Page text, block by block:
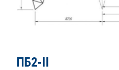
ПБ2-II